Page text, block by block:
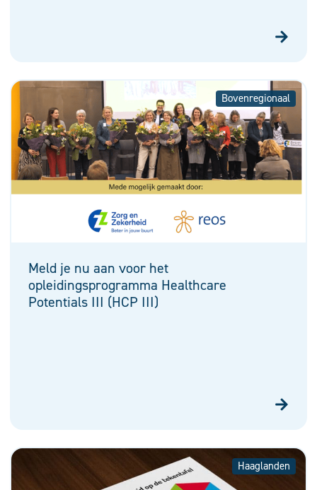
Bovenregionaal
Meld je nu aan voor het
opleidingsprogramma Healthcare
Potentials III (HCP III)
Haaglanden